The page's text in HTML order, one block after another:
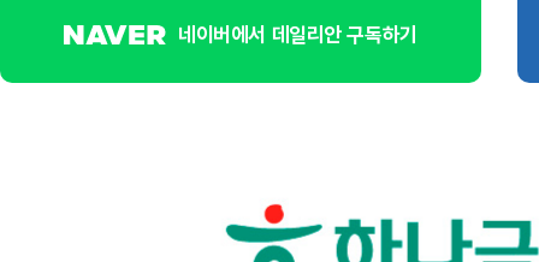
네이버에서 데일리안 구독하기